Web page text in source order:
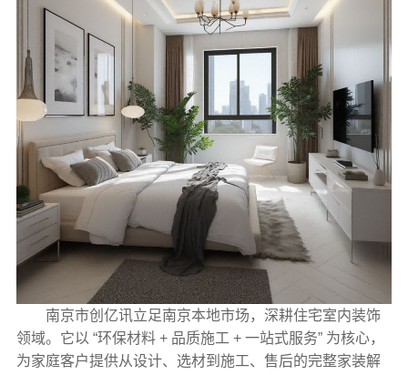
南京市创亿讯立足南京本地市场，深耕住宅室内装饰
领域。它以 “环保材料 + 品质施工 + 一站式服务” 为核心，
为家庭客户提供从设计、选材到施工、售后的完整家装解